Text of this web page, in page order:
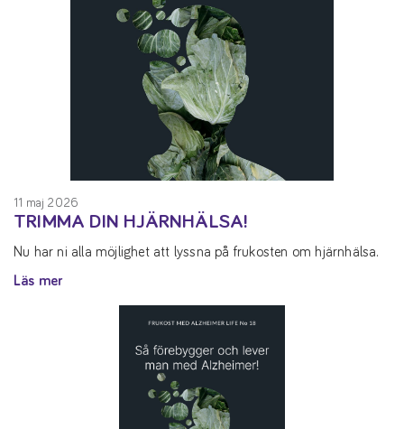
11 maj 2026
TRIMMA DIN HJÄRNHÄLSA!
Nu har ni alla möjlighet att lyssna på frukosten om hjärnhälsa.
Läs mer